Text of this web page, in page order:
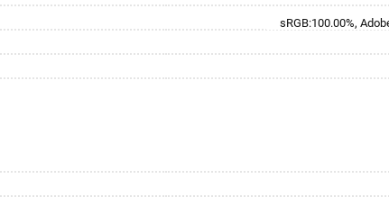
sRGB:100.00%,